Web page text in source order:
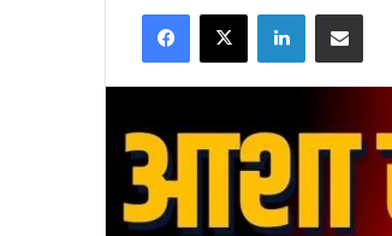
email
Facebook
X LinkedInShare via Email